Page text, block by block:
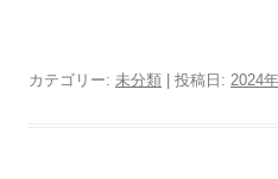
カテゴリー: 未分類 | 投稿日: 2024